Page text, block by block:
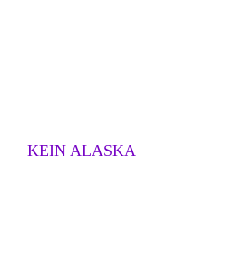
KEIN ALASKA